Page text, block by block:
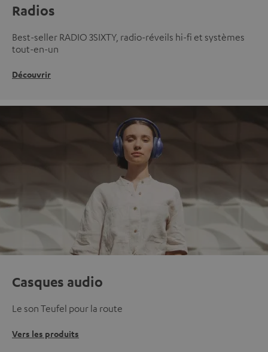
Radios
Best-seller RADIO 3SIXTY, radio-réveils hi-fi et systèmes
tout-en-un
Découvrir
Casques audio
Le son Teufel pour la route
Vers les produits